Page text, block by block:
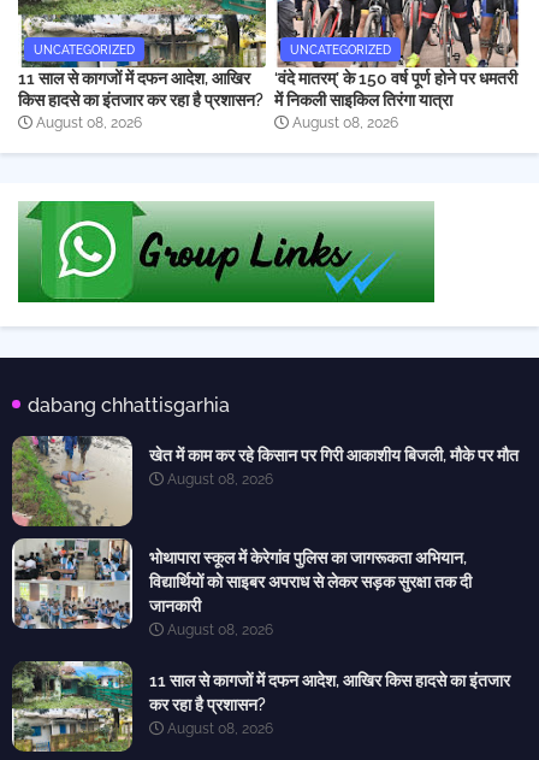
UNCATEGORIZED
11 साल से कागजों में दफन आदेश, आखिर
किस हादसे का इंतजार कर रहा है प्रशासन?
August 08, 2026
UNCATEGORIZED
‘वंदे मातरम्’ के 150 वर्ष पूर्ण होने पर धमतरी
में निकली साइकिल तिरंगा यात्रा
August 08, 2026
dabang chhattisgarhia
खेत में काम कर रहे किसान पर गिरी आकाशीय बिजली, मौके पर मौत
August 08, 2026
भोथापारा स्कूल में केरेगांव पुलिस का जागरूकता अभियान,
विद्यार्थियों को साइबर अपराध से लेकर सड़क सुरक्षा तक दी
जानकारी
August 08, 2026
11 साल से कागजों में दफन आदेश, आखिर किस हादसे का इंतजार
कर रहा है प्रशासन?
August 08, 2026